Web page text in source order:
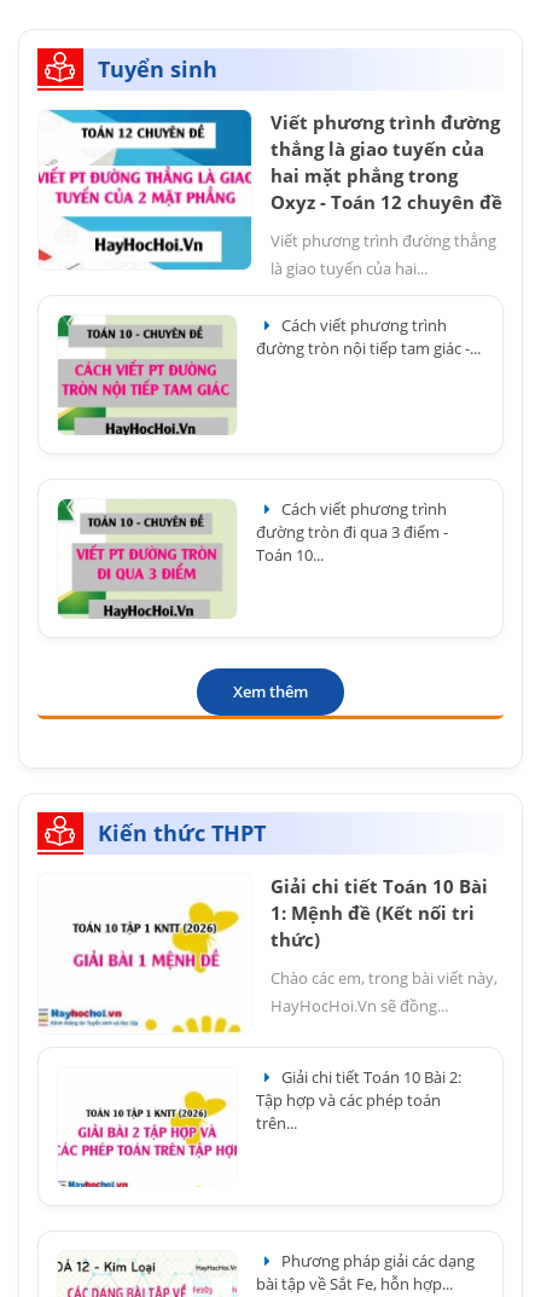
Tuyển sinh
Viết phương trình đường
thẳng là giao tuyến của
hai mặt phẳng trong
Oxyz - Toán 12 chuyên đề
Viết phương trình đường thẳng
là giao tuyến của hai...
Cách viết phương trình
đường tròn nội tiếp tam giác -...
Cách viết phương trình
đường tròn đi qua 3 điểm -
Toán 10...
Xem thêm
Kiến thức THPT
Giải chi tiết Toán 10 Bài
1: Mệnh đề (Kết nối tri
thức)
Chào các em, trong bài viết này,
HayHocHoi.Vn sẽ đồng...
Giải chi tiết Toán 10 Bài 2:
Tập hợp và các phép toán
trên...
Phương pháp giải các dạng
bài tập về Sắt Fe, hỗn hợp...